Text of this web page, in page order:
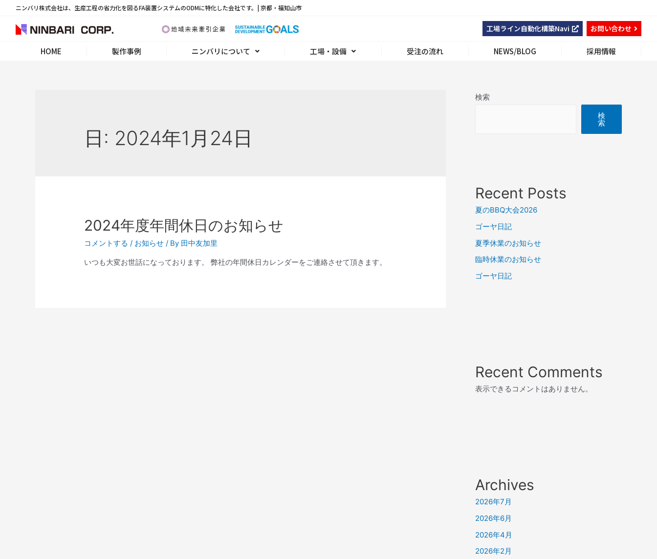
ニンバリ株式会社は、生産工程の省力化を図るFA装置システムのODMに特化した会社です。| 京都・福知山市
工場ライン自動化構築Navi お問い合わせ
HOME 製作事例 ニンバリについて 工場・設備 受注の流れ NEWS/BLOG 採用情報
日: 2024年1月24日
2024年度年間休日のお知らせ
コメントする / お知らせ / By 田中友加里
いつも大変お世話になっております。 弊社の年間休日カレンダーをご連絡させて頂きます。
検索
検
索
Recent Posts
夏のBBQ大会2026
ゴーヤ日記
夏季休業のお知らせ
臨時休業のお知らせ
ゴーヤ日記
Recent Comments
表示できるコメントはありません。
Archives
2026年7月
2026年6月
2026年4月
2026年2月